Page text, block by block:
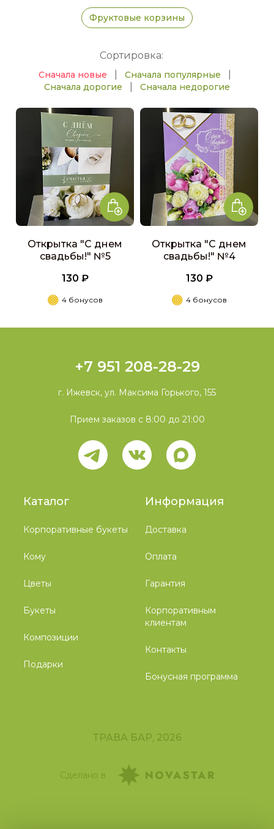
Фруктовые корзины
Сортировка:
Сначала новые Сначала популярные
Сначала дорогие Сначала недорогие
Открытка "С днем
свадьбы!" №5
130 ₽
4 бонусов
Открытка "С днем
свадьбы!" №4
130 ₽
4 бонусов
Каталог
Корпоративные букеты
Кому
Цветы
Букеты
Композиции
Подарки
Информация
Доставка
Оплата
Гарантия
Корпоративным
клиентам
Контакты
Бонусная программа
+7 951 208-28-29
г. Ижевск, ул. Максима Горького, 155
Прием заказов с 8:00 до 21:00
ТРАВА БАР, 2026
Сделано в